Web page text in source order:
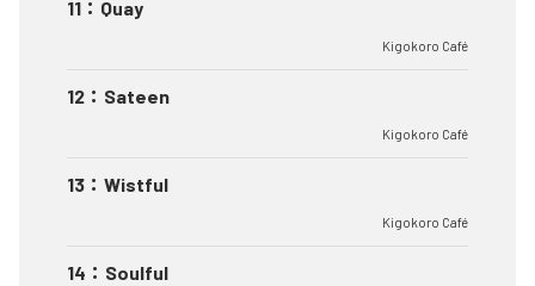
11 ： Quay
Kigokoro Café
12 ： Sateen
Kigokoro Café
13 ： Wistful
Kigokoro Café
14 ： Soulful